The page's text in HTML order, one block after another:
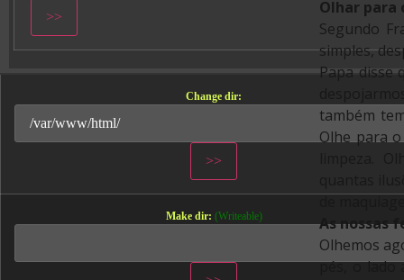
Change dir:
Make dir: (Writeable)
Olhar para
Segundo
simples,
Papa disse
também
Olhe para
limpeza.
quantas
As nossas
Olhemos
pés, o lado